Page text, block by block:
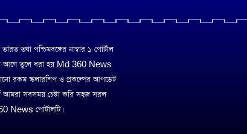
তথা পশ্চিমবঙ্গের নাম্বার ১ পোর্টাল
আগে তুলে ধরা হয় Md 360 News
রকম স্কলারশিপ ও প্রকল্পের আপডেট
আমরা সবসময় চেষ্টা করি সহজ সরল
News পোর্টালটি।